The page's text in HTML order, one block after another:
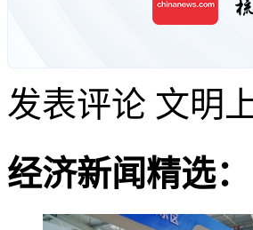
发表评论 文明
经济新闻精选：